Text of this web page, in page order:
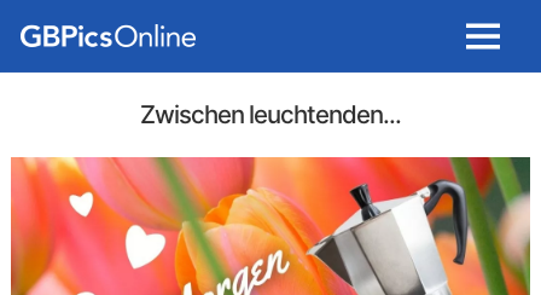
Menu
Zwischen leuchtenden...